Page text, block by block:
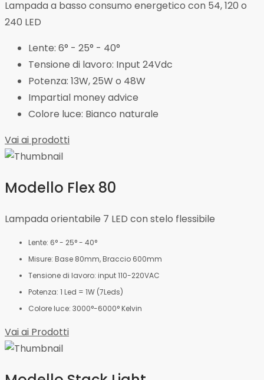
Lampada a basso consumo energetico con 54, 120 o
240 LED
Lente: 6° - 25° - 40°
Tensione di lavoro: Input 24Vdc
Potenza: 13W, 25W o 48W
Impartial money advice
Colore luce: Bianco naturale
Vai ai prodotti
Modello Flex 80
Lampada orientabile 7 LED con stelo flessibile
Lente: 6° - 25° - 40°
Misure: Base 80mm, Braccio 600mm
Tensione di lavoro: input 110-220VAC
Potenza: 1 Led = 1W (7Leds)
Colore luce: 3000°-6000° Kelvin
Vai ai Prodotti